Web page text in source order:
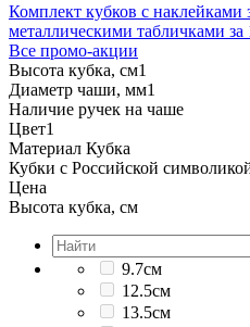
Комплект кубков с наклейками
металлическими табличками за
Все промо-акции
Высота кубка, см1
Диаметр чаши, мм1
Наличие ручек на чаше
Цвет1
Материал Кубка
Кубки с Российской
Цена
Высота кубка, см
9.7см
12.5см
13.5см